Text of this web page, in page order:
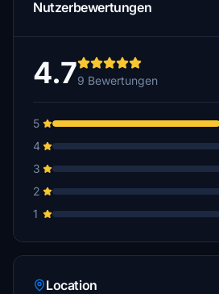
Nutzerbewertungen
4.79 Bewertungen
5
4
3
2
1
Location